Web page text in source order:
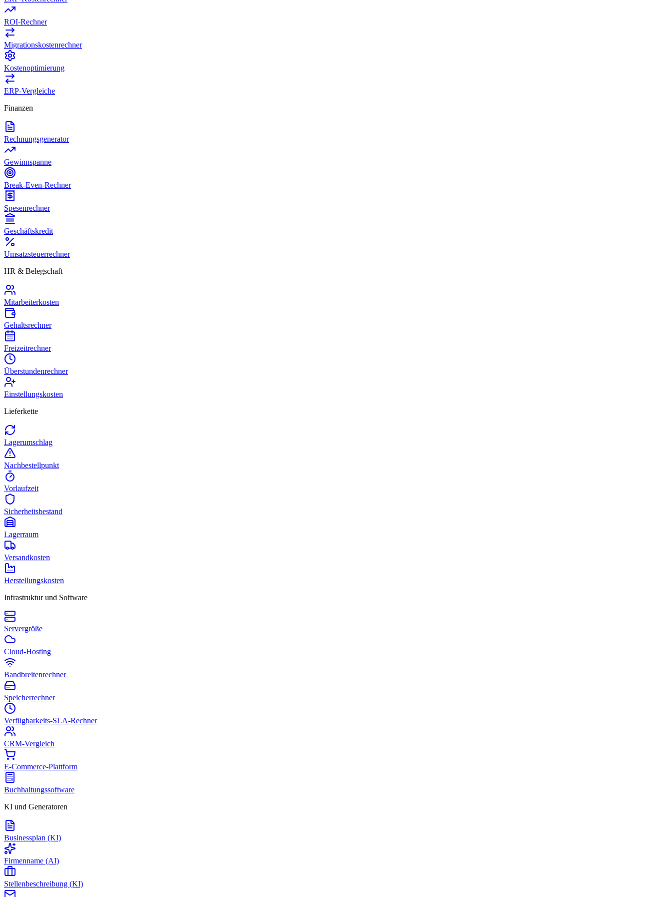
ROI-Rechner
Migrationskostenrechner
Kostenoptimierung
ERP-Vergleiche
Finanzen
Rechnungsgenerator
Gewinnspanne
Break-Even-Rechner
Spesenrechner
Geschäftskredit
Umsatzsteuerrechner
HR & Belegschaft
Mitarbeiterkosten
Gehaltsrechner
Freizeitrechner
Überstundenrechner
Einstellungskosten
Lieferkette
Lagerumschlag
Nachbestellpunkt
Vorlaufzeit
Sicherheitsbestand
Lagerraum
Versandkosten
Herstellungskosten
Infrastruktur und Software
Servergröße
Cloud-Hosting
Bandbreitenrechner
Speicherrechner
Verfügbarkeits-SLA-Rechner
CRM-Vergleich
E-Commerce-Plattform
Buchhaltungssoftware
KI und Generatoren
Businessplan (KI)
Firmenname (AI)
Stellenbeschreibung (KI)